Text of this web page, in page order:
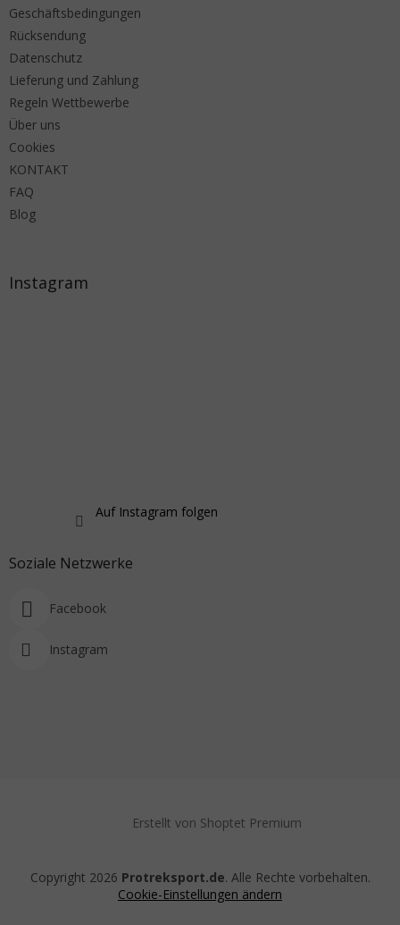
Geschäftsbedingungen
Rücksendung
Datenschutz
Lieferung und Zahlung
Regeln Wettbewerbe
Über uns
Cookies
KONTAKT
FAQ
Blog
Instagram
Auf Instagram folgen
Soziale Netzwerke
Facebook
Instagram
Erstellt von Shoptet Premium
Copyright 2026 Protreksport.de. Alle Rechte vorbehalten.
Cookie-Einstellungen ändern